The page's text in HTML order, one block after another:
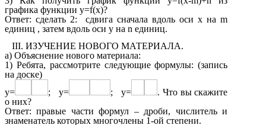
графика функции y=f(x)?
Ответ: сделать 2: сдвига сначала вдоль оси x на m
единиц , затем вдоль оси y на n единиц.
III. ИЗУЧЕНИЕ НОВОГО МАТЕРИАЛА.
а) Объяснение нового материала:
1) Ребята, рассмотрите следующие формулы: (запись
на доске)
y=
; y= ; y=
. Что вы скажите
о них?
Ответ: правые части формул – дроби, числитель и
знаменатель которых многочлены 1-ой степени.